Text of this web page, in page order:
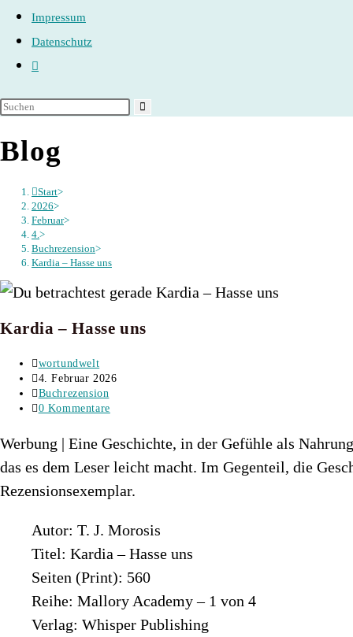
Impressum
Datenschutz
Website-
umschalten
Blog
Start>
2026>
Februar>
4. >
Buchrezension>
Kardia – Hasse uns
Kardia – Hasse uns
Beitrags-
Autor:
wortundwelt
Beitrag
veröffentlicht:
4. Februar 2026
Beitrags-
Kategorie:
Buchrezension
Beitrags-
0 Kommentare
Werbung | Eine Geschichte, in der Gefühle als
das es dem Leser leicht macht. Im Gegenteil, die
Rezensionsexemplar.
Autor: T. J. Morosis
Titel: Kardia – Hasse uns
Seiten (Print): 560
Reihe: Mallory Academy – 1 von 4
Verlag: Whisper Publishing